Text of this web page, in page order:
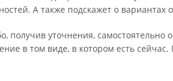
А также подскажет о вариантах
получив уточнения,
в том виде, в котором есть